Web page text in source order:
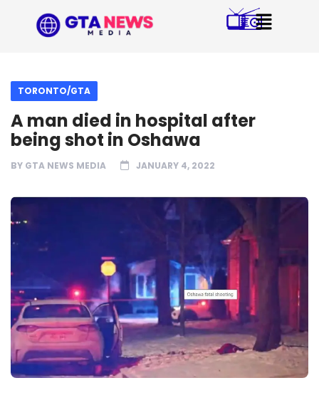
TORONTO/GTA
A man died in hospital after
being shot in Oshawa
BY GTA NEWS MEDIA JANUARY 4, 2022